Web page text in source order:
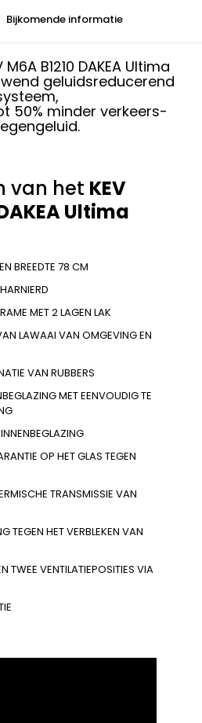
Bijkomende informatie
B1210 DAKEA Ultima
geluidsreducerend
50% minder verkeers-
van het KEV
Ultima
BREEDTE 78 CM
MET 2 LAGEN LAK
LAWAAI VAN OMGEVING EN
VAN RUBBERS
MET EENVOUDIG TE
OP HET GLAS TEGEN
TRANSMISSIE VAN
TEGEN HET VERBLEKEN VAN
TWEE VENTILATIEPOSITIES VIA